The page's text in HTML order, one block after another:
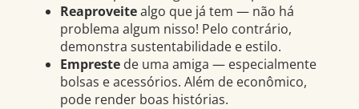
Reaproveitealgo que já tem — não há
problema algum nisso! Pelo contrário,
demonstra sustentabilidade e estilo.
Empreste de uma amiga — especialmente
bolsas e acessórios. Além de econômico,
pode render boas histórias.